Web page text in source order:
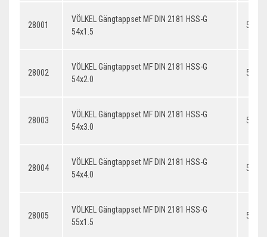
28001
VÖLKEL Gängtappset MF DIN 2181 HSS-G
54x1.5
28002
VÖLKEL Gängtappset MF DIN 2181 HSS-G
54x2.0
28003
VÖLKEL Gängtappset MF DIN 2181 HSS-G
54x3.0
28004
VÖLKEL Gängtappset MF DIN 2181 HSS-G
54x4.0
28005
VÖLKEL Gängtappset MF DIN 2181 HSS-G
55x1.5